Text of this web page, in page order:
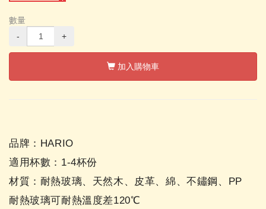
數量
-
+
加入購物車
品牌：HARIO
適用杯數：1-4杯份
材質：耐熱玻璃、天然木、皮革、綿、不鏽鋼、PP
耐熱玻璃可耐熱溫度差120℃